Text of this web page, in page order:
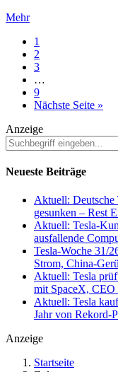
Mehr
Go
to
page
1
Go
to
2
Go
page
3
pages
omitted
…
Go
to
9
Nächste Seite »
Anzeige
Suchbegriff
eingeben...
Neueste Beiträge
Aktuell: Deutsche
gesunken – Rest
Aktuell: Tesla-
ausfallende
Tesla-Woche 31/
Strom, China-
Aktuell: Tesla
mit SpaceX, CEO
Aktuell: Tesla
Jahr von Rekord-
Anzeige
Startseite